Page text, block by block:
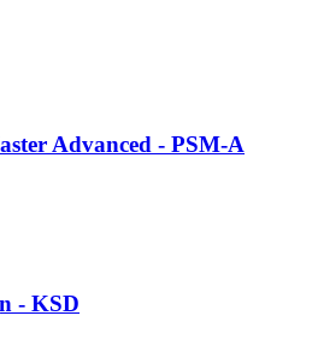
Advanced - PSM-A
- KSD